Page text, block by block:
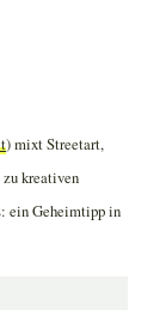
) mixt Streetart,
zu kreativen
ein Geheimtipp in